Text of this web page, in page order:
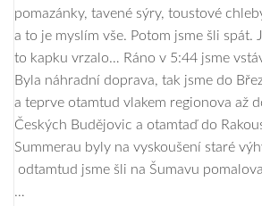
pomazánky, tavené sýry, toustové
a to je myslím vše. Potom jsme šli spát.
to kapku vrzalo… Ráno v 5:44 jsme
Byla náhradní doprava, tak jsme do
a teprve otamtud vlakem regionova až
Českých Budějovic a otamtaď do
Summerau byly na vyskoušení staré
odtamtud jsme šli na Šumavu
…